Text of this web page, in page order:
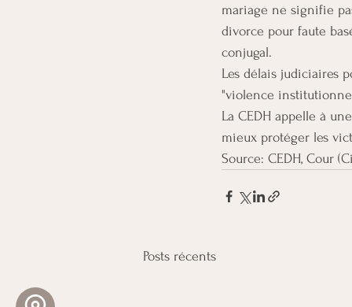
mariage ne signifie
divorce pour faute
conjugal.
Les délais judiciaires
"violence
La CEDH appelle à
mieux protéger les
Source: CEDH, Cour
Posts récents